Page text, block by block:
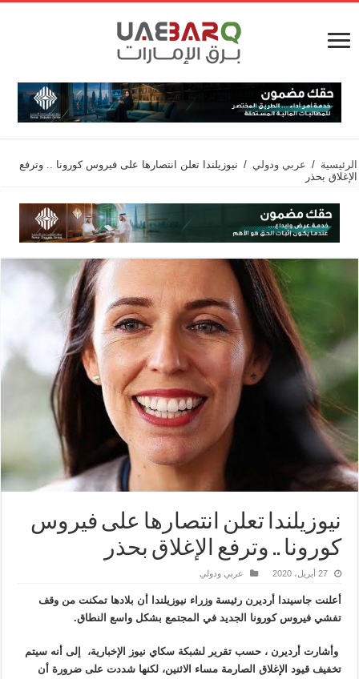
الرئيسية / عربي ودولي / نيوزيلندا تعلن انتصارها على فيروس كورونا .. وترفع
الإغلاق بحذر
نيوزيلندا تعلن انتصارها على فيروس
كورونا .. وترفع الإغلاق بحذر
27 أبريل، 2020 عربي ودولي
أعلنت جاسيندا أرديرن رئيسة وزراء نيوزيلندا أن بلادها تمكنت من وقف
تفشي فيروس كورونا الجديد في المجتمع بشكل واسع النطاق.
وأشارت أرديرن ، حسب تقرير لشبكة سكاي نيوز الإخبارية، إلى أنه سيتم
تخفيف قيود الإغلاق الصارمة مساء الاثنين، لكنها شددت على ضرورة أن